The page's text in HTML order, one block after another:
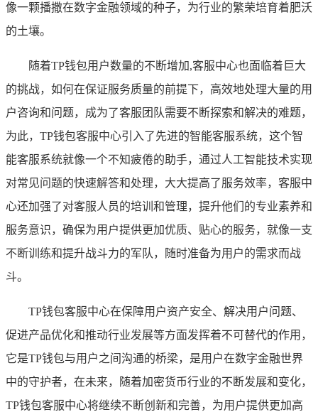
像一颗播撒在数字金融领域的种子，为行业的繁荣培育着肥沃
的土壤。
随着TP钱包用户数量的不断增加,客服中心也面临着巨大
的挑战，如何在保证服务质量的前提下，高效地处理大量的用
户咨询和问题，成为了客服团队需要不断探索和解决的难题，
为此，TP钱包客服中心引入了先进的智能客服系统，这个智
能客服系统就像一个不知疲倦的助手，通过人工智能技术实现
对常见问题的快速解答和处理，大大提高了服务效率，客服中
心还加强了对客服人员的培训和管理，提升他们的专业素养和
服务意识，确保为用户提供更加优质、贴心的服务，就像一支
不断训练和提升战斗力的军队，随时准备为用户的需求而战
斗。
TP钱包客服中心在保障用户资产安全、解决用户问题、
促进产品优化和推动行业发展等方面发挥着不可替代的作用，
它是TP钱包与用户之间沟通的桥梁，是用户在数字金融世界
中的守护者，在未来，随着加密货币行业的不断发展和变化，
TP钱包客服中心将继续不断创新和完善，为用户提供更加高